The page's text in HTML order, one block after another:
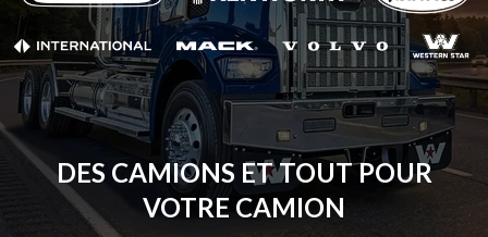
DES CAMIONS ET TOUT POUR
VOTRE CAMION